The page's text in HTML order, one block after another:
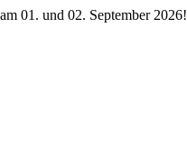
01. und 02. September 2026!